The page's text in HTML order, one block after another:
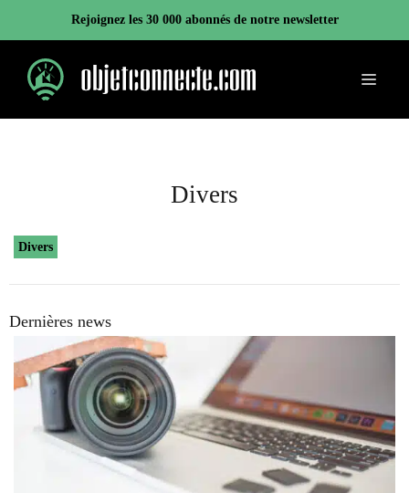
contenu
Rejoignez les 30 000 abonnés de notre newsletter
Menu
Divers
Divers
Dernières news